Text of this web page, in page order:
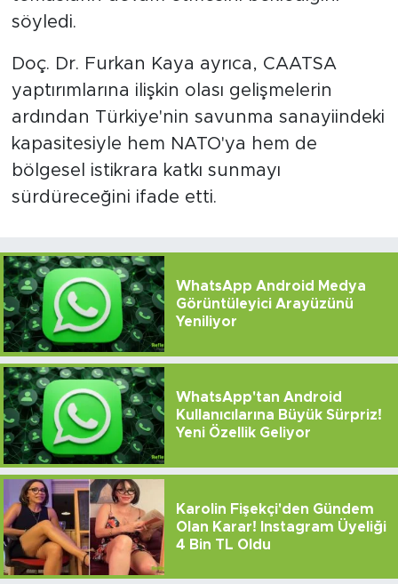
söyledi.
Doç. Dr. Furkan Kaya ayrıca, CAATSA
yaptırımlarına ilişkin olası gelişmelerin
ardından Türkiye'nin savunma sanayiindeki
kapasitesiyle hem NATO'ya hem de
bölgesel istikrara katkı sunmayı
sürdüreceğini ifade etti.
WhatsApp Android Medya
Görüntüleyici Arayüzünü
Yeniliyor
WhatsApp'tan Android
Kullanıcılarına Büyük Sürpriz!
Yeni Özellik Geliyor
Karolin Fişekçi'den Gündem
Olan Karar! Instagram Üyeliği
4 Bin TL Oldu